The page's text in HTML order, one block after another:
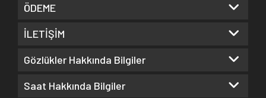
ÖDEME
İLETİŞİM
Gözlükler Hakkında Bilgiler
Saat Hakkında Bilgiler